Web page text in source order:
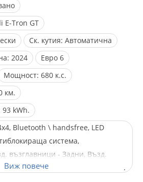
E-Tron GT
Ск. кутия: Автоматична
2024 Евро 6
Мощност: 680 к.с.
км.
93 kWh.
Bluetooth \ handsfree, LED
система,
възглавници - Задни, Възд.
Възд. възглавници - Стран., Ел.